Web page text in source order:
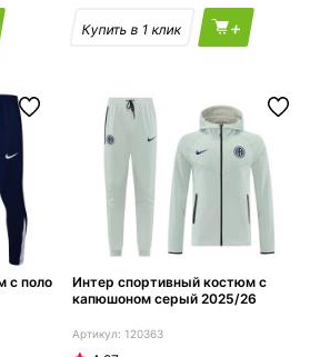
+
с поло
Интер спортивный костюм с
капюшоном серый 2025/26
120363